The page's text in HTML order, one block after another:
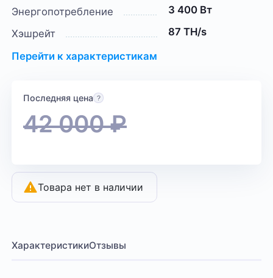
Энергопотребление
3 400 Вт
Хэшрейт
87 TH/s
Перейти к характеристикам
Последняя цена
42 000₽
Товара нет в наличии
ХарактеристикиОтзывы